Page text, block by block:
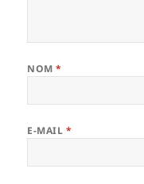
NOM*
E-MAIL *